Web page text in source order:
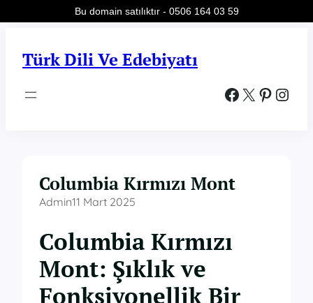
Türk Dili Ve Edebiyatı
Facebook X Pinterest Instagram
Columbia Kırmızı Mont
Admin11 Mart 2025
Columbia Kırmızı
Mont: Şıklık ve
Fonksiyonellik Bir
Bu domain satılıktır - 0506 164 03 59